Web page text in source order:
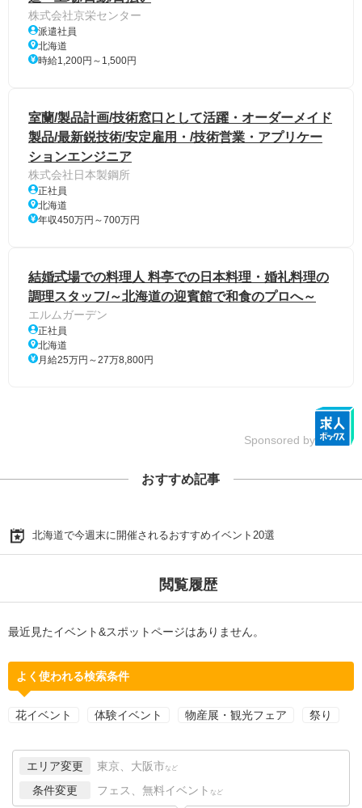
株式会社京栄センター
派遣社員
北海道
時給1,200円～1,500円
室蘭/製品計画/技術窓口として活躍・オーダーメイド
製品/最新鋭技術/安定雇用・/技術営業・アプリケー
ションエンジニア
株式会社日本製鋼所
正社員
北海道
年収450万円～700万円
結婚式場での料理人 料亭での日本料理・婚礼料理の
調理スタッフ/～北海道の迎賓館で和食のプロへ～
エルムガーデン
正社員
北海道
月給25万円～27万8,800円
Sponsored by
おすすめ記事
北海道で今週末に開催されるおすすめイベント20選
閲覧履歴
最近見たイベント&スポットページはありません。
よく使われる検索条件
花イベント 体験イベント 物産展・観光フェア 祭り
エリア変更 東京、大阪市 など
条件変更 フェス、無料イベント など